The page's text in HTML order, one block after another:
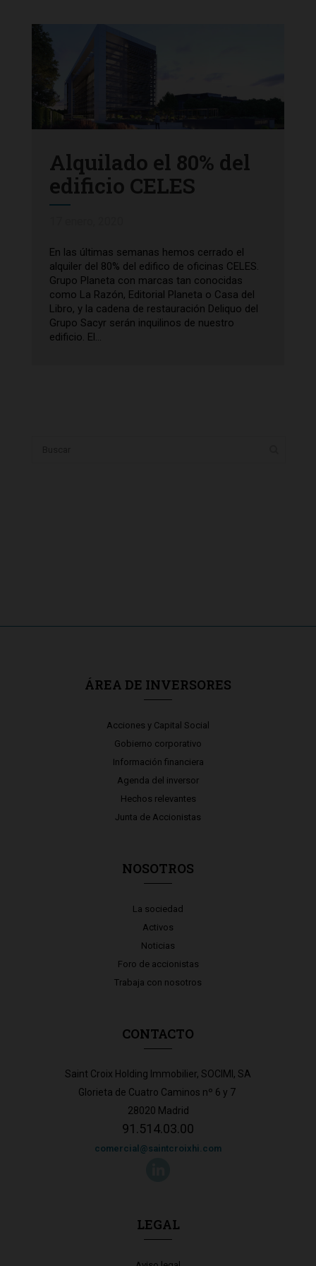
Alquilado el 80% del
edificio CELES
En las últimas semanas hemos cerrado el
alquiler del 80% del edifico de oficinas CELES.
Grupo Planeta con marcas tan conocidas
como La Razón, Editorial Planeta o Casa del
Libro, y la cadena de restauración Deliquo del
Grupo Sacyr serán inquilinos de nuestro
edificio. El...
ÁREA DE INVERSORES
Acciones y Capital Social
Gobierno corporativo
Información financiera
Agenda del inversor
Hechos relevantes
Junta de Accionistas
NOSOTROS
La sociedad
Activos
Noticias
Foro de accionistas
Trabaja con nosotros
CONTACTO
Saint Croix Holding Immobilier, SOCIMI, SA
Glorieta de Cuatro Caminos nº 6 y 7
28020 Madrid
91.514.03.00
comercial@saintcroixhi.com
LEGAL